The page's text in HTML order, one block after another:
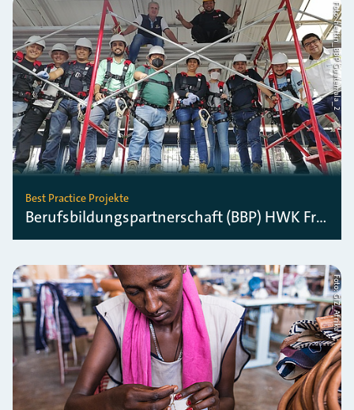
Foto: hertin_BBP Guatemala_2
Best Practice Projekte
Berufsbildungspartnerschaft (BBP) HWK Frankfurt-Rhein-Main
Foto: GIZ_Afrika